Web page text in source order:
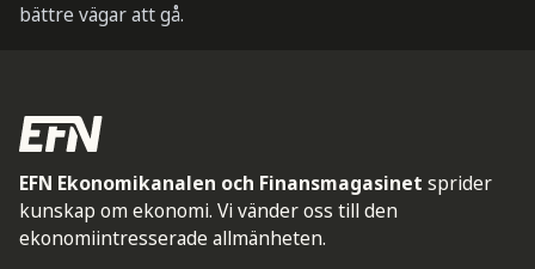
bättre vägar att gå.
EFN Ekonomikanalen och Finansmagasinet sprider
kunskap om ekonomi. Vi vänder oss till den
ekonomiintresserade allmänheten.